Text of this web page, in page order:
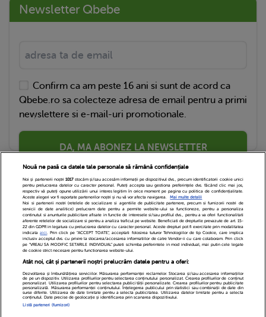
Newsletter Qbebe
Confirm ca am peste 16 ani si sunt de acord ca
Qbebe.ro sa colecteze adresa de email pentru a primi
newslettere si e-mail-uri promotionale.
DA, MA ABONEZ LA NEWSLETTER
Echipa Editoriala Newsletter
Contact
Cariere
Cookies
Politica de confidentialitate
DivaHair Cosmetics
Despre noi
Termeni si conditii
Nouă ne pasă ca datele tale personale să rămână confidențiale
Noi și partenerii noștri 1017stocăm și/sau accesăm informații pe dispozitivul dvs., precum identificatorii cookie unici
pentru prelucrarea datelor cu caracter personal. Puteți accepta sau gestiona preferințele dvs. făcând clic mai jos,
respectiv vă puteți opune utilizării unui interes legitim în orice moment pe pagina cu politica de confidențialitate.
Aceste alegeri vor fi raportate partenerilor noștri și nu vă vor afecta navigarea.
Mai multe detalii
Noi si partenerii nostri (retelele de socializare si agentiile de publicitate partenere, precum si furnizorii nostri de
servicii de date analitice) prelucram date pentru a permite website-ului sa functioneze, pentru a personaliza
continutul si anunturile publicitare afisate in functie de interesele si/sau profilul dvs., pentru a va oferi functionalitati
aferente retelelor de socializare si pentru a analiza traficul pe website. Beneficiati de drepturile prevazute de art. 15-
22 din GDPR in legatura cu prelucrarea datelor cu caracter personal. Aceste drepturi pot fi exercitate prin modalitatea
indicataaici. Prin click pe “ACCEPT TOATE”, acceptati folosirea tuturor Tehnologiilor de tip Cookie, care implica
inclusiv acceptul dvs. cu privire la stocarea/accesarea informatiilor de catre Vendor-ii cu care colaboram. Prin click
pe “VREAU SA MODIFIC SETARILE INDIVIDUAL” puteti schimba preferintele in mod individual, mai putin cele legate
de cookie strict necesare pentru functionarea website-ului.
Atât noi, cât și partenerii noștri prelucrăm datele pentru a oferi:
Dezvoltarea și îmbunătățirea serviciilor. Măsurarea performanței reclamelor. Stocarea și/sau accesarea informațiilor
de pe un dispozitiv. Utilizarea profilurilor pentru selectarea conținutului personalizat. Crearea profilurilor de conținut
personalizat. Utilizarea profilurilor pentru selectarea publicității personalizate. Crearea profilurilor pentru publicitate
personalizată. Măsurarea performanței conținutului. Înțelegerea publicului prin statistici sau combinații de date din
surse diferite. Utilizarea de date limitate pentru a selecta publicitatea. Utilizarea datelor limitate pentru a selecta
conținutul. Date precise de geolocație și identificarea prin scanarea dispozitivului.
Listă parteneri (furnizori)